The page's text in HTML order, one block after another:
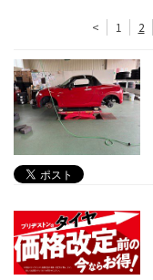
< 1 2